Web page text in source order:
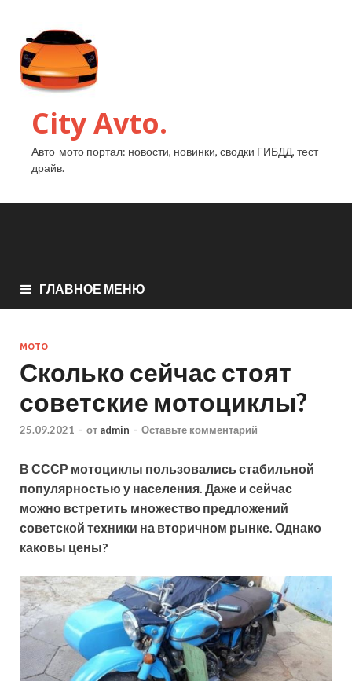
City Avto.
Авто-мото портал: новости, новинки, сводки ГИБДД, тест
драйв.
ГЛАВНОЕ МЕНЮ
МОТО
Сколько сейчас стоят
советские мотоциклы?
25.09.2021 - от admin - Оставьте комментарий
В СССР мотоциклы пользовались стабильной
популярностью у населения. Даже и сейчас
можно встретить множество предложений
советской техники на вторичном рынке. Однако
каковы цены?